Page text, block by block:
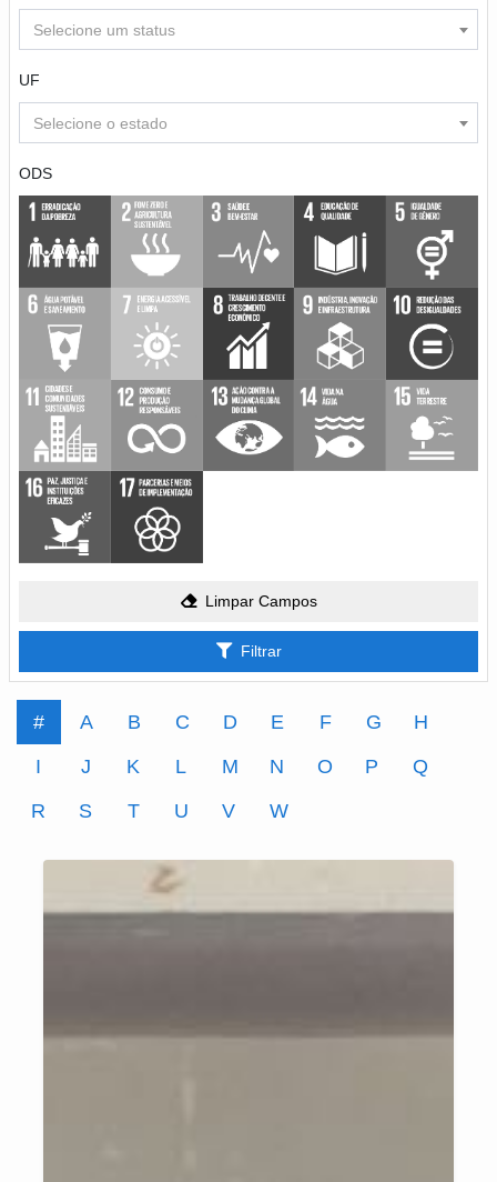
Selecione um status
UF
Selecione o estado
ODS
Limpar Campos
Filtrar
# A B C D E F G
H
I
J K L M N O P
Q
R
S T U V W